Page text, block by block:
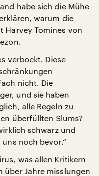
habe sich die Mühe
warum die
Harvey Tomines von
verbockt. Diese
nicht. Die
und sie haben
alle Regeln zu
überfüllten Slums?
schwarz und
noch bevor.“
was allen Kritikern
über Jahre misslungen